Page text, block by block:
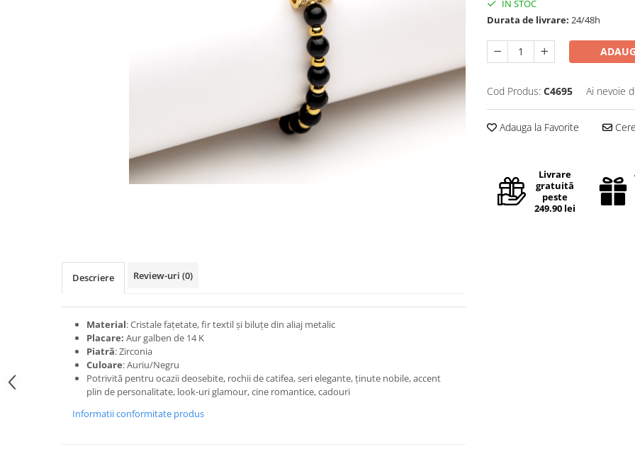
IN STOC
Durata de livrare: 24/48h
Cod Produs: C4695 Ai nevoie
Adauga la Favorite
Livrare
gratuită
peste
249.90 lei
Descriere Review-uri (0)
Material: Cristale fațetate, fir textil și biluțe din aliaj metalic
Placare: Aur galben de 14 K
Piatră: Zirconia
Culoare: Auriu/Negru
Potrivită pentru ocazii deosebite, rochii de catifea, seri elegante, ținute nobile, accent
plin de personalitate, look-uri glamour, cine romantice, cadouri
Informatii conformitate produs